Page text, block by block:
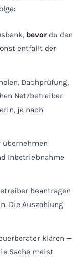
bevor du den
entfällt der
Dachprüfung,
Netzbetreiber
je nach
Inbetriebnahme
beantragen
Die Auszahlung
klären —
Sache meist